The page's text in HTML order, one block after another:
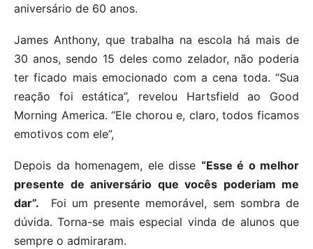
aniversário de 60 anos.
James Anthony, que trabalha na escola há mais de
30 anos, sendo 15 deles como zelador, não poderia
ter ficado mais emocionado com a cena toda. “Sua
reação foi estática”, revelou Hartsfield ao Good
Morning America. “Ele chorou e, claro, todos ficamos
emotivos com ele”,
Depois da homenagem, ele disse “Esse é o melhor
presente de aniversário que vocês poderiam me
dar”. Foi um presente memorável, sem sombra de
dúvida. Torna-se mais especial vinda de alunos que
sempre o admiraram.